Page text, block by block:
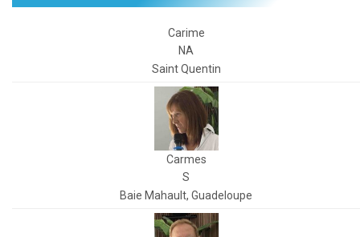
Carime
NA
Saint Quentin
Carmes
S
Baie Mahault, Guadeloupe